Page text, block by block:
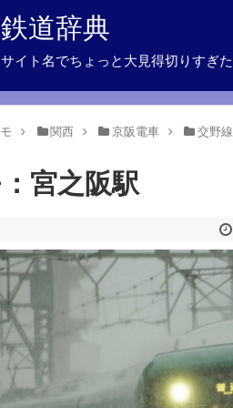
道辞典
イト名でちょっと大見得切りすぎた
関西 京阪電車 交野線
宮之阪駅